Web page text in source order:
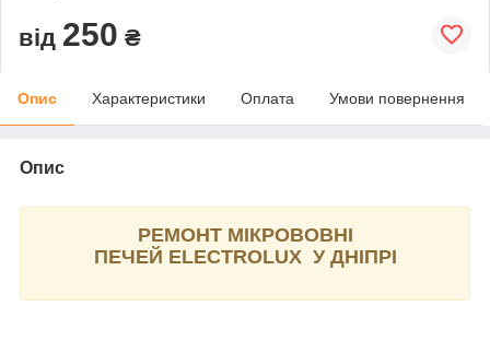
від 250 ₴
Опис Характеристики Оплата Умови повернення
Опис
РЕМОНТ МІКРОВОВНІ
ПЕЧЕЙ ELECTROLUXУ ДНІПРІ